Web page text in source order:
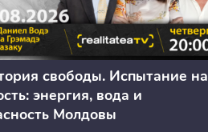
свободы. Испытание на
энергия, вода и
Молдовы